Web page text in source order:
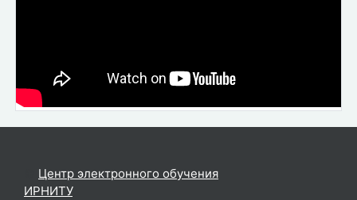
Центр электронного обучения
ИРНИТУ.